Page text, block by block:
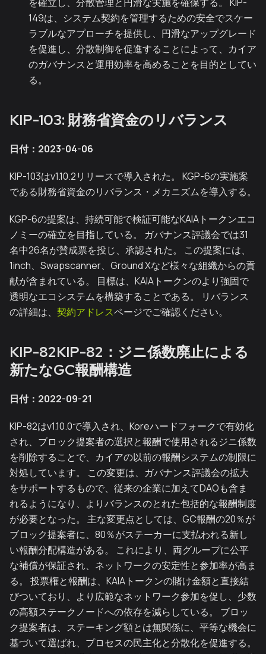
149は、システム契約を管理するための安全でスケー
ラブルなアプローチを提供し、円滑なアップグレード
を促進し、分散制御を促進することによって、カイア
のガバナンスと運用効率を高めることを目的としてい
る。
KIP-103: 財務省資金のリバランス
日付：2023-04-06
KIP-103はv1.10.2リリースで導入された。 KGP-6の実施案
である財務省資金のリバランス・メカニズムを導入する。
KGP-6の提案は、持続可能で検証可能なKAIAトークンエコ
ノミーの確立を目指している。 ガバナンス評議会では31
名中26名が賛成票を投じ、承認された。 この提案には、
1inch、Swapscanner、Ground Xなど様々な組織からの貢
献が含まれている。 目標は、KAIAトークンのより強固で
透明なエコシステムを構築することである。 リバランス
の詳細は、 契約アドレスページでご確認ください。
KIP-82KIP-82：ジニ係数廃止による
新たなGC報酬構造
日付：2022-09-21
KIP-82はv1.10.0で導入され、Koreハードフォークで有効化
され、ブロック提案者の選択と報酬で使用されるジニ係数
を削除することで、カイアの以前の報酬システムの制限に
対処しています。 この変更は、ガバナンス評議会の拡大
をサポートするもので、従来の企業に加えてDAOも含ま
れるようになり、よりバランスのとれた包括的な報酬制度
が必要となった。 主な変更点としては、GC報酬の20％が
ブロック提案者に、80％がステーカーに支払われる新し
い報酬分配構造がある。 これにより、両グループに公平
な補償が保証され、ネットワークの安定性と参加率が高ま
る。 投票権と報酬は、KAIAトークンの賭け金額と直接結
びついており、より広範なネットワーク参加を促し、少数
の高額ステークノードへの依存を減らしている。 ブロッ
ク提案者は、ステーキング額とは無関係に、平等な機会に
基づいて選ばれ、プロセスの民主化と分散化を促進する。